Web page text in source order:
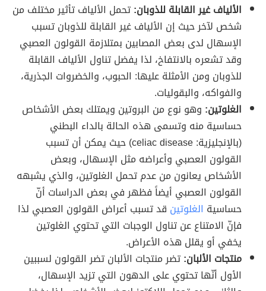
الألياف غير القابلة للذوبان:تحمل الألياف تأثير مختلف من
شخص لآخر حيث إن الألياف غير القابلة للذوبان تسبب
الإسهال لدى بعض المصابين بمتلازمة القولون العصبي
وقد تشعره بالانتفاخ، لذا يفضل تناول الألياف القابلة
للذوبان ومن الأمثلة عليها: الحبوب، والخضروات الجذرية،
والفواكه، والبقوليات.
الغلوتين: وهو نوع من البروتين ويمتلك بعض الأشخاص
حساسية منه وتسمى هذه الحالة بالداء البطني
(بالإنجليزية: celiac disease) حيث يمكن أن تسبب
القولون العصبي وأعراضه مثل الإسهال، وبعض
الأشخاص يعانون من عدم تحمل الغلوتين، والذي يشبهه
القولون العصبي أيضاً فظهر في بعض الدراسات أنّ
حساسية الغلوتين قد تسبب أعراض القولون العصبي لذا
فإنّ الامتناع عن تناول الوجبات التي تحتوي الغلوتين
يخفي أو يقلل هذه الأعراض.
منتجات الألبان:تضر منتجات الألبان تضر القولون لسببين
الأول أنّها تحتوي على الدهون التي تزيد الإسهال،